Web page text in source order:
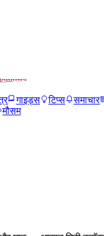
गाइड्स टिप्स समाचार
मौसम